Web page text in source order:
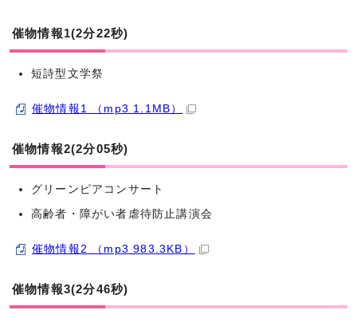
催物情報1(2分22秒)
短詩型文学祭
催物情報1 （mp3 1.1MB）
催物情報2(2分05秒)
グリーンピアコンサート
高齢者・障がい者虐待防止講演会
催物情報2 （mp3 983.3KB）
催物情報3(2分46秒)